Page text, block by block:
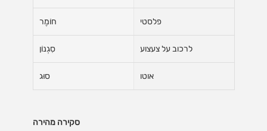
חוֹמֶר פלסטי
סִגְנוֹן לרכוב על צעצוע
סוּג אוטו
סקירה מהירה